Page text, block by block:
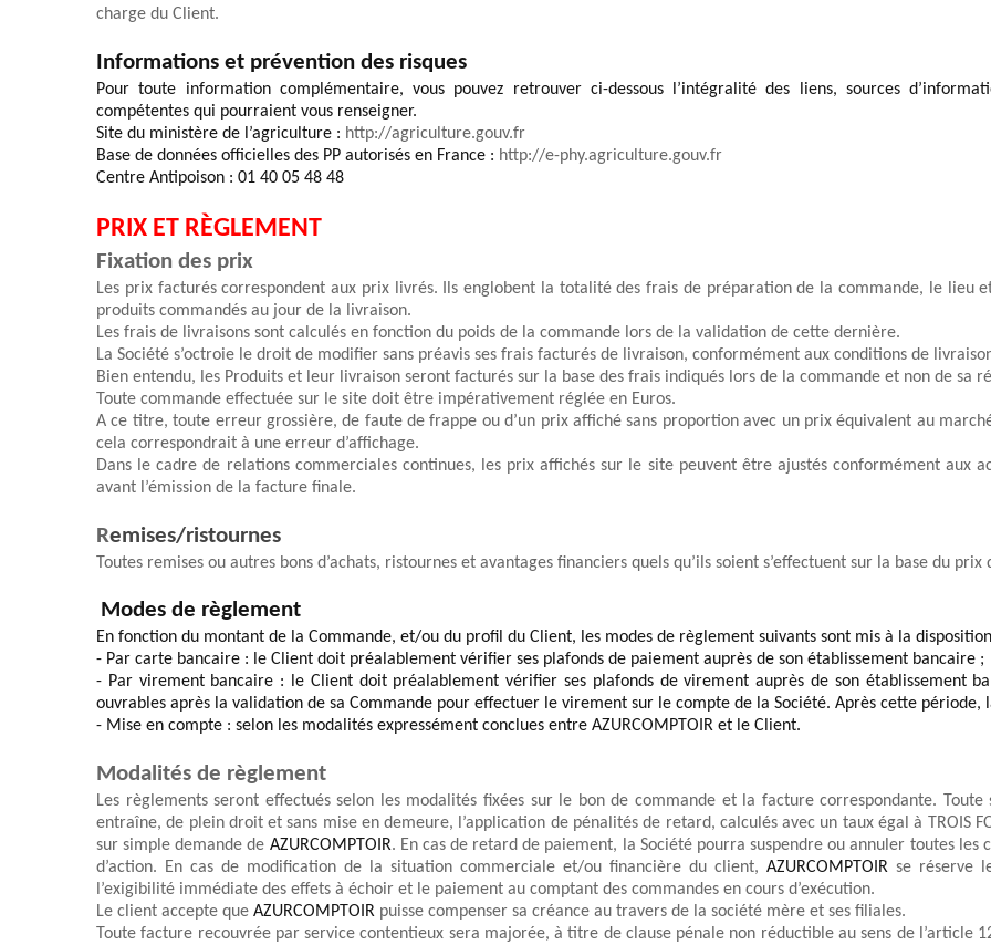
charge du Client.
Informations et prévention des risques
Pour toute information complémentaire, vous pouvez retrouver ci-dessous l’intégralité des liens, sources
compétentes qui pourraient vous renseigner.
Site du ministère de l’agriculture : http://agriculture.gouv.fr
Base de données officielles des PP autorisés en France : http://e-phy.agriculture.gouv.fr
Centre Antipoison : 01 40 05 48 48
PRIX ET RÈGLEMENT
Fixation des prix
Les prix facturés correspondent aux prix livrés. Ils englobent la totalité des frais de préparation de la commande, le lieu
produits commandés au jour de la livraison.
Les frais de livraisons sont calculés en fonction du poids de la commande lors de la validation de cette dernière.
La Société s’octroie le droit de modifier sans préavis ses frais facturés de livraison, conformément aux conditions de
Bien entendu, les Produits et leur livraison seront facturés sur la base des frais indiqués lors de la commande et non de sa
Toute commande effectuée sur le site doit être impérativement réglée en Euros.
A ce titre, toute erreur grossière, de faute de frappe ou d’un prix affiché sans proportion avec un prix équivalent au
cela correspondrait à une erreur d’affichage.
Dans le cadre de relations commerciales continues, les prix affichés sur le site peuvent être ajustés conformément aux
avant l’émission de la facture finale.
Remises/ristournes
outes remises ou autres bons d’achats, ristournes et avantages financiers quels qu’ils soient s’effectuent sur la base du
Modes de règlement
En fonction du montant de la Commande, et/ou du profil du Client, les modes de règlement suivants sont mis à la
- Par carte bancaire : le Client doit préalablement vérifier ses plafonds de paiement auprès de son établissement bancaire ;
- Par virement bancaire : le Client doit préalablement vérifier ses plafonds de virement auprès de son établissement
ouvrables après la validation de sa Commande pour effectuer le virement sur le compte de la Société. Après cette
- Mise en compte : selon les modalités expressément conclues entre AZURCOMPTOIR et e Client.
Modalités de règlement
Les règlements seront effectués selon les modalités fixées sur le bon de commande et la facture correspondante.
entraîne, de plein droit et sans mise en demeure, l’application de pénalités de retard, calculés avec un taux égal à TROIS
sur simple demande de AZURCOMPTOIR. En cas de retard de paiement, l a Société pourra suspendre ou annuler toutes les
d’action. En cas de modification de la situation commerciale et/ou financière du client, AZURCOMPTOIR se réserve
l’exigibilité immédiate des effets à échoir et le paiement au comptant des commandes en cours d’exécution.
Le client accepte que AZURCOMPTOIR puisse compenser sa créance au travers de la société mère et ses filiales.
Toute facture recouvrée par service contentieux sera majorée, à titre de clause pénale non réductible au sens de l’article